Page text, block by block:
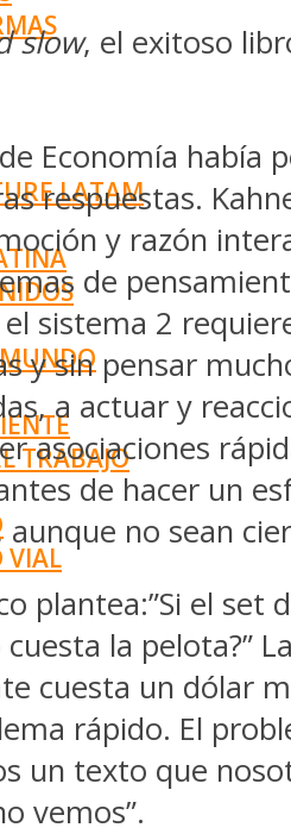
LATAM
TRABAJO
VIAL
slow, el exitoso
Economía había
respuestas.
y razón
de
sistema 2
y sin pensar
a actuar y
asociaciones
de hacer un
aunque no sean
plantea:”Si el
la pelota?”
cuesta un dólar
rápido. El
un texto que
vemos”.